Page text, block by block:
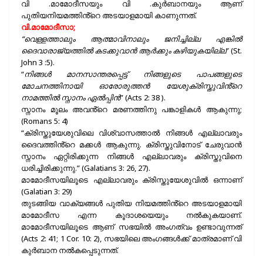
വി .മാമോദീസയും വി .കുർബാനയും ആണ്
പുതിയനിയമത്തിൻ്റെ അടയാളമായി കാണുന്നത്.
വി.മാമോദീസാ;
“വെള്ളത്താലും ആത്മാവിനാലും ജനിച്ചില്ല എങ്കിൽ
ദൈവാരാജ്യത്തിൽ കടക്കുവാൻ ആർക്കും കഴിയുകയില്ല” (St.
John 3 :5).
“നിങ്ങൾ മാനസാന്തരപ്പെട്ട് നിങ്ങളുടെ പാപങ്ങളുടെ
മോചനത്തിനായി ഓരോരുത്തൻ യേശുക്രിസ്തുവിൻ്റെ
നാമത്തിൽ സ്നാനം ഏൽപ്പിൻ” (Acts 2: 38 ).
സ്നാനം മൂലം അവൻ്റെ മരണത്തിനു പങ്കാളികൾ ആകുന്നു;
(Romans 5: 4)
“ക്രിസ്തുയേശുവിലെ വിശ്വാസത്താൽ നിങ്ങൾ എല്ലാവരും
ദൈവത്തിൻ്റെ മക്കൾ ആകുന്നു. ക്രിസ്തുവിനോട് ചേരുവാൻ
സ്നാനം ഏറ്റിരിക്കുന്ന നിങ്ങൾ എല്ലാവരും ക്രിസ്തുവിനെ
ധരിച്ചിരിക്കുന്നു.” (Galatians 3: 26, 27).
മാമോദീസയിലൂടെ എല്ലാവരും ക്രിസ്തുയേശുവിൽ ഒന്നാണ്
(Galatian 3: 29)
തുടങ്ങിയ വാക്യങ്ങൾ പുതിയ നിയമത്തിൻ്റെ അടയാളമായി
മാമോദീസ എന്ന കൂദാശയെയും നൽകുകയാണ്.
മാമോദീസയിലൂടെ ആണ് സഭയിൽ അംഗത്വം ഉണ്ടാവുന്നത്
(Acts 2: 41; 1 Cor. 10: 2), സഭയിലെ അംഗങ്ങൾക്ക് മാത്രമാണ് വി
കുർബാന നൽകപ്പെടുന്നത്.